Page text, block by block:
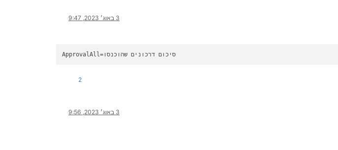
3 באוג׳ 2023, 9:47
ApprovalAll =סיכום דרכונים שהוכנסו
2
3 באוג׳ 2023, 9:56